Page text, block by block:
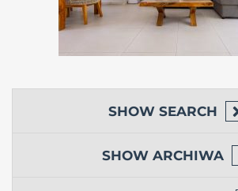
SHOW SEARCH
SHOW ARCHIWA